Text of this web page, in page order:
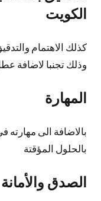
الكويت
كذلك الاهتمام
وذلك تجنبا لاضافة
المهارة
بالاضافة الى
بالحلول المؤقتة
الصدق والأمانة